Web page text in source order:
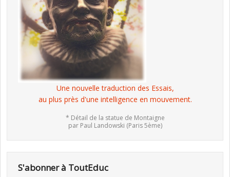
Une nouvelle traduction des Essais,
au plus près d'une intelligence en mouvement.
* Détail de la statue de Montaigne
par Paul Landowski (Paris 5ème)
S'abonner à ToutEduc